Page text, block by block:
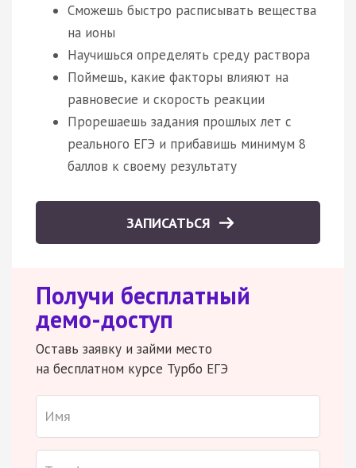
Сможешь быстро расписывать вещества
на ионы
Научишься определять среду раствора
Поймешь, какие факторы влияют на
равновесие и скорость реакции
Прорешаешь задания прошлых лет с
реального ЕГЭ и прибавишь минимум 8
баллов к своему результату
ЗАПИСАТЬСЯ
Получи бесплатный
демо-доступ
Оставь заявку и займи место
на бесплатном курсе Турбо ЕГЭ